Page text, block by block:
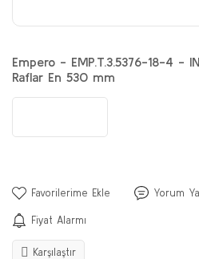
Empero - EMP.T.3.5376-18-4 -
Raflar En 530 mm
Yorum
Fiyat Alarmı
Karşılaştır